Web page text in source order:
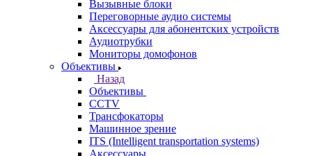
Вызывные блоки
Переговорные аудио системы
Аксессуары для абонентских устройств
Аудиотрубки
Мониторы домофонов
Объективы
Назад
Объективы
CCTV
Трансфокаторы
Машинное зрение
ITS (Intelligent transportation systems)
Аксессуары